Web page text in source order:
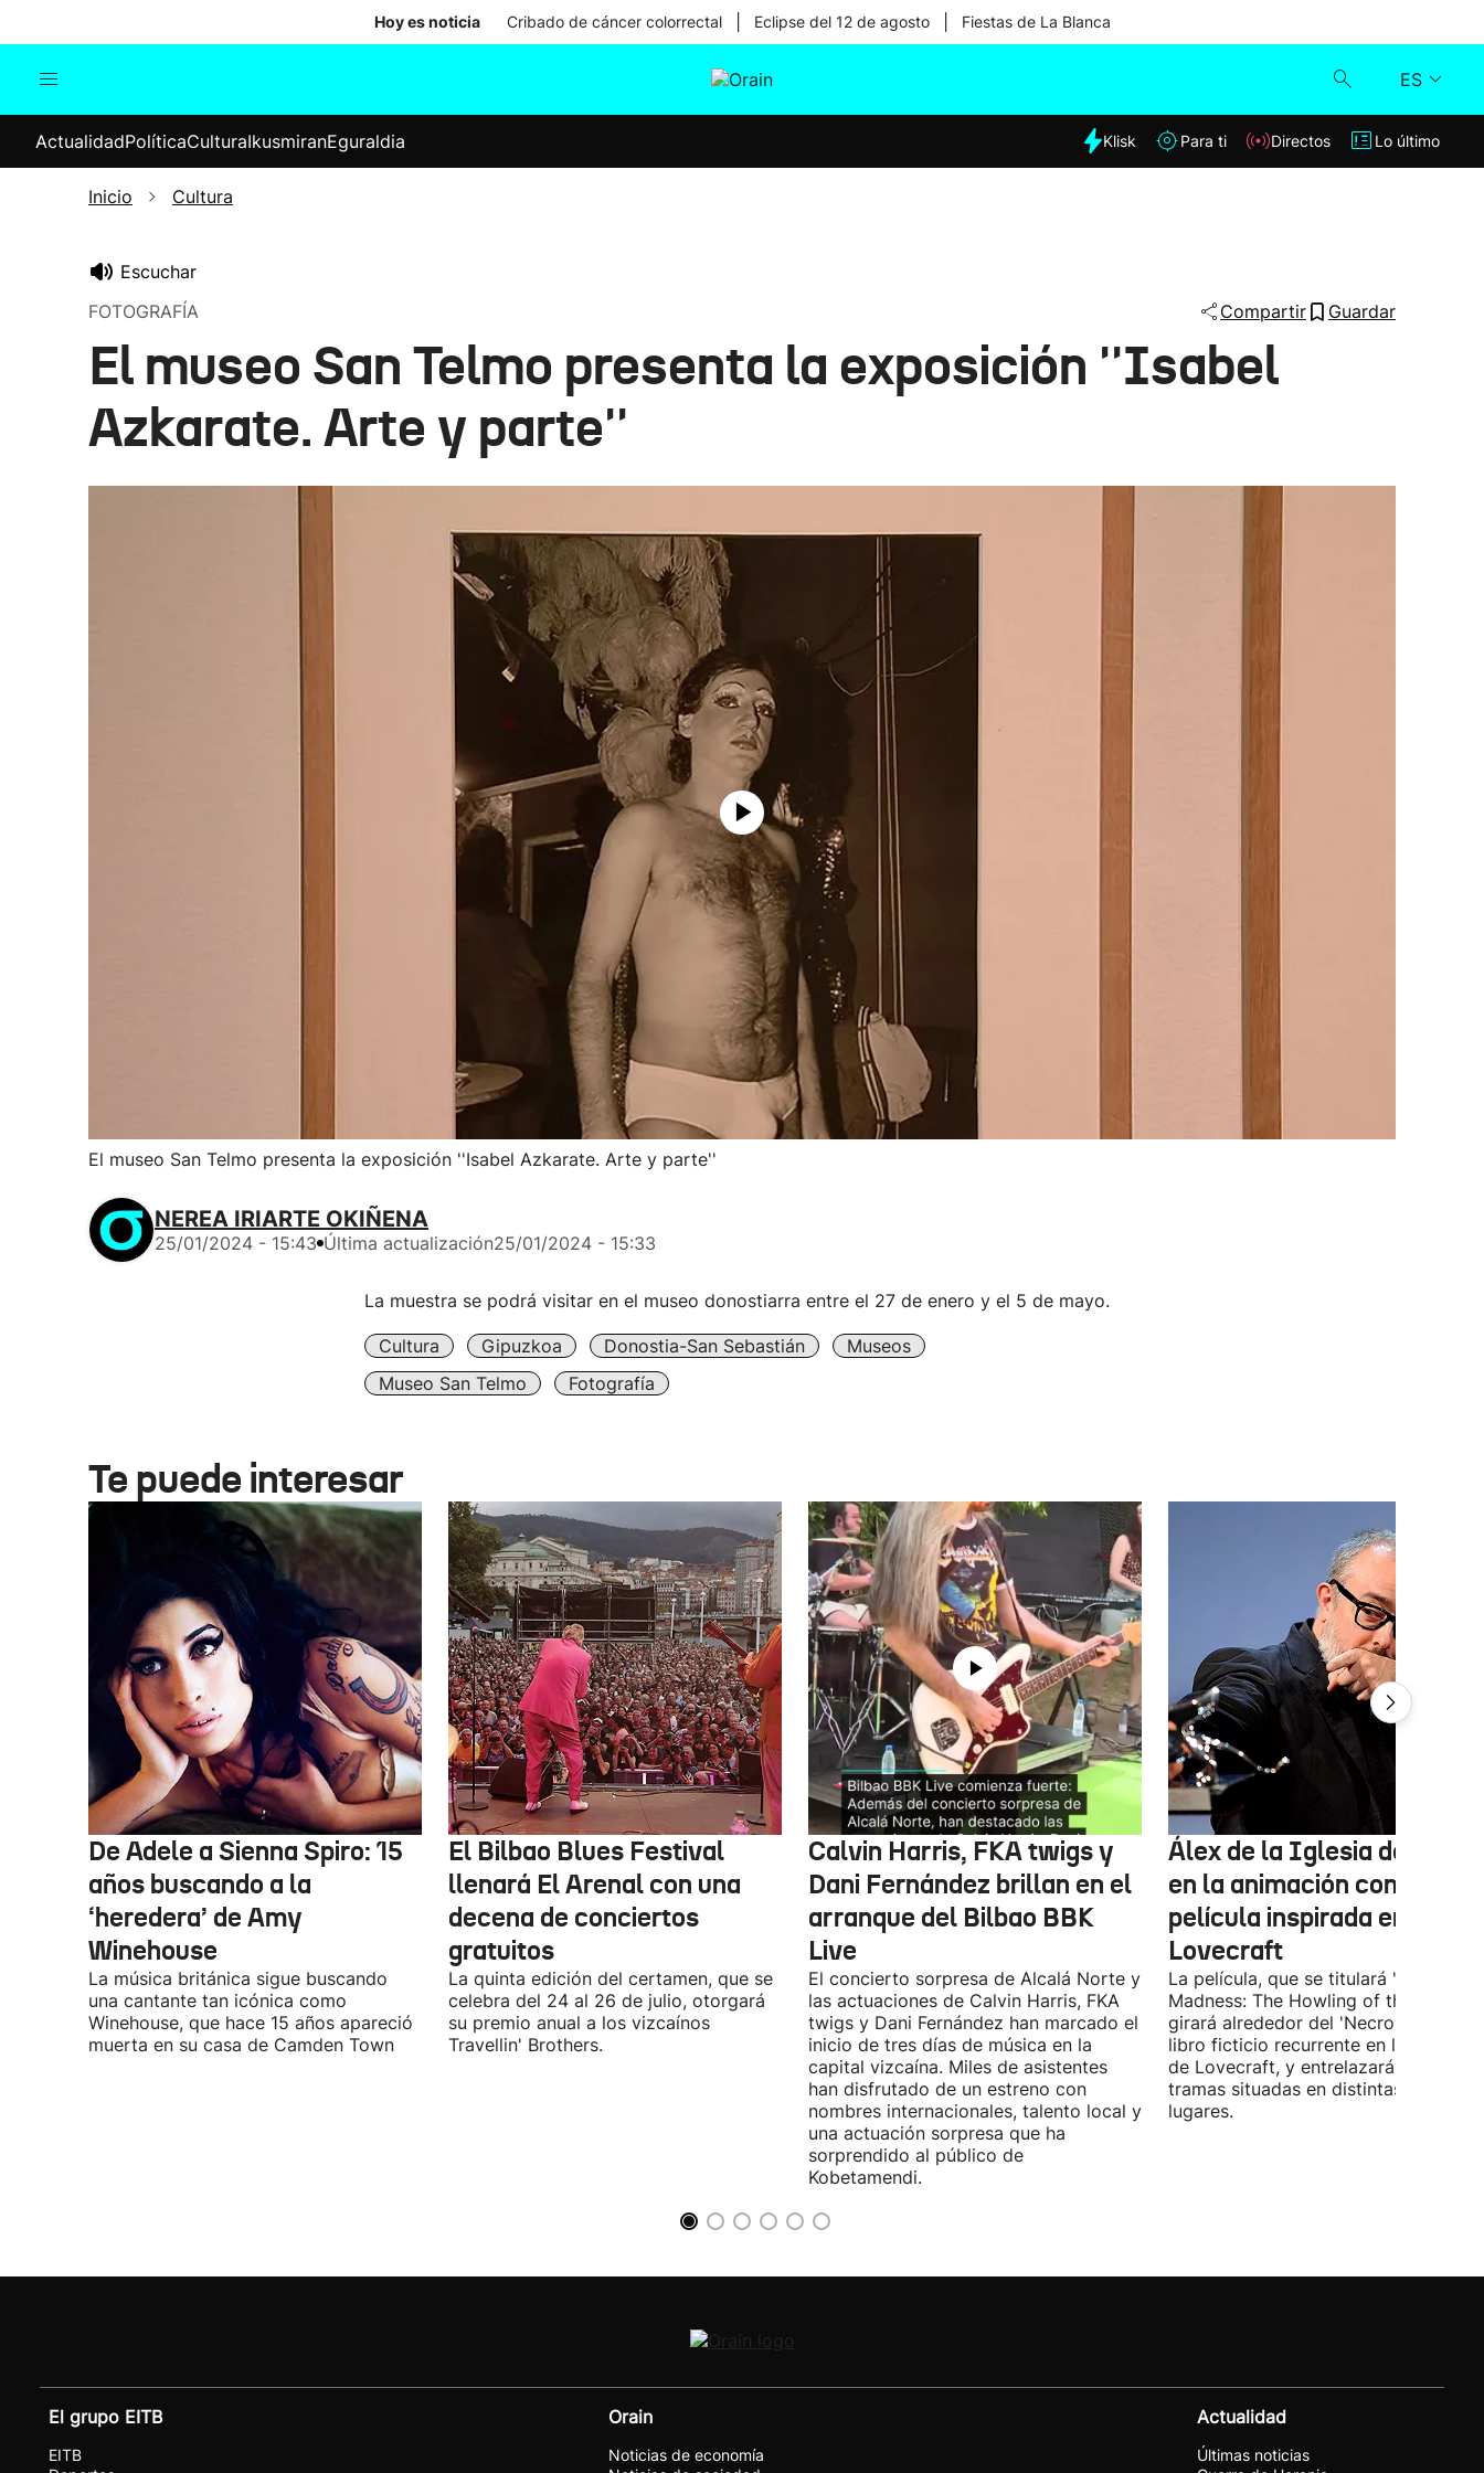
Hoy es noticia Cribado de cáncer colorrectal Eclipse del 12 de agosto Fiestas de La Blanca
ES
Internacional
Elecciones
Klisk
ActualidadPolíticaCulturaIkusmiranEguraldia Klisk Para ti Directos Lo último
Inicio Cultura
Escuchar
FOTOGRAFÍA
Compartir Guardar
El museo San Telmo presenta la exposición ''Isabel
Azkarate. Arte y parte''
El museo San Telmo presenta la exposición ''Isabel Azkarate. Arte y parte''
NEREA IRIARTE OKIÑENA
25/01/2024 - 15:43 Última actualización25/01/2024 - 15:33
La muestra se podrá visitar en el museo donostiarra entre el 27 de enero y el 5 de mayo.
Cultura Gipuzkoa Donostia-San Sebastián
Museos
Museo San Telmo
Fotografía
Te puede interesar
De Adele a Sienna Spiro: 15
años buscando a la
‘heredera’ de Amy
Winehouse
La música británica sigue buscando
una cantante tan icónica como
Winehouse, que hace 15 años apareció
muerta en su casa de Camden Town
El Bilbao Blues Festival
llenará El Arenal con una
decena de conciertos
gratuitos
La quinta edición del certamen, que se
celebra del 24 al 26 de julio, otorgará
su premio anual a los vizcaínos
Travellin' Brothers.
Calvin Harris, FKA twigs y
Dani Fernández brillan en el
arranque del Bilbao BBK
Live
El concierto sorpresa de Alcalá Norte y
las actuaciones de Calvin Harris, FKA
twigs y Dani Fernández han marcado el
inicio de tres días de música en la
capital vizcaína. Miles de asistentes
han disfrutado de un estreno con
nombres internacionales, talento local y
una actuación sorpresa que ha
sorprendido al público de
Kobetamendi.
Álex de la Iglesia debutará
en la animación con una
película inspirada en
Lovecraft
La película, que se titulará 'Ages of
Madness: The Howling of the Jinn',
girará alrededor del 'Necronomicón',
libro ficticio recurrente en los relatos
de Lovecraft, y entrelazará varias
tramas situadas en distintas épocas y
lugares.
El grupo EITB
EITB
Orain
Noticias de economía
Actualidad
Últimas noticias